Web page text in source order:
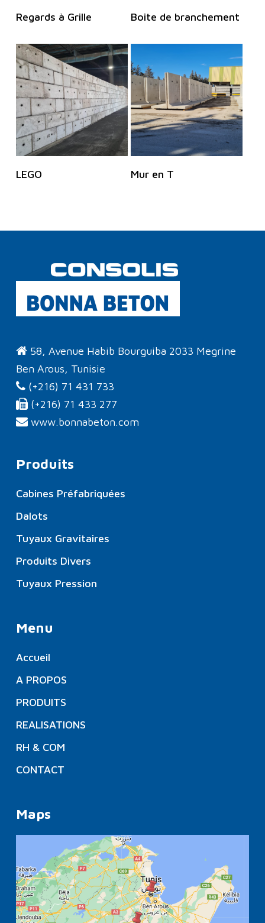
Regards à Grille Boite de branchement
LEGO Mur en T
58, Avenue Habib Bourguiba 2033 Megrine
Ben Arous, Tunisie
(+216) 71 431 733
(+216) 71 433 277
www.bonnabeton.com
Produits
Cabines Préfabriquées
Dalots
Tuyaux Gravitaires
Produits Divers
Tuyaux Pression
Menu
Accueil
A PROPOS
PRODUITS
REALISATIONS
RH & COM
CONTACT
Maps